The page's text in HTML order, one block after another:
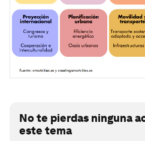
No te pierdas ninguna
este tema